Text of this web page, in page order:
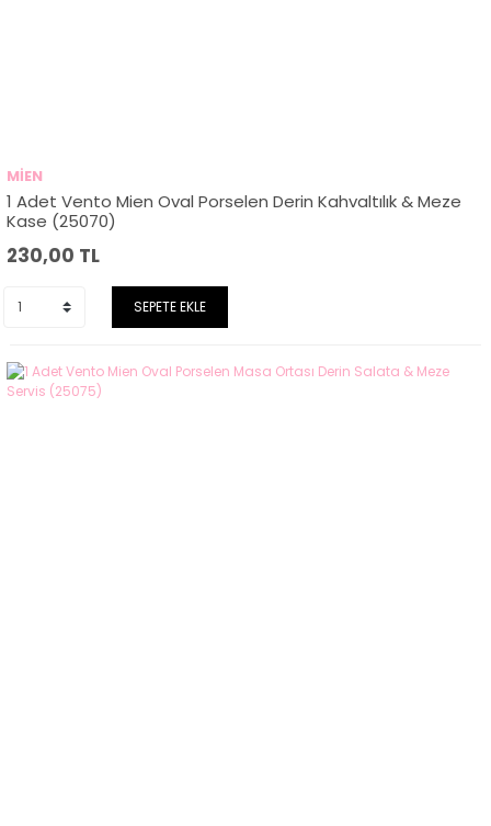
MİEN
1 Adet Vento Mien Oval Porselen Derin Kahvaltılık & Meze
Kase (25070)
230,00 TL
SEPETE EKLE